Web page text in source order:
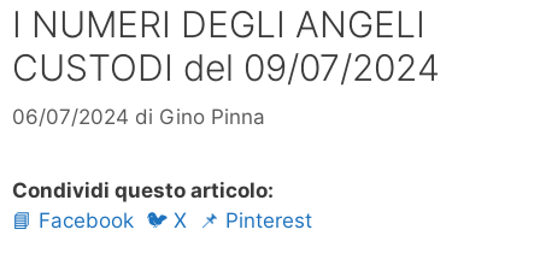
I NUMERI DEGLI ANGELI
CUSTODI del 09/07/2024
06/07/2024 di Gino Pinna
Condividi questo articolo:
📘 Facebook 🐦 X 📌 Pinterest